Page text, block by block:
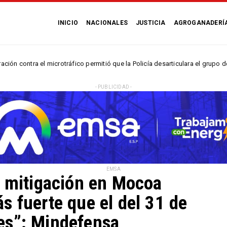
INICIO NACIONALES JUSTICIA
microtráfico permitió que la Policía desarticulara el grupo delincuencial
- PUBLICIDAD -
EMSA
en Mocoa
fuerte que el del 31 de